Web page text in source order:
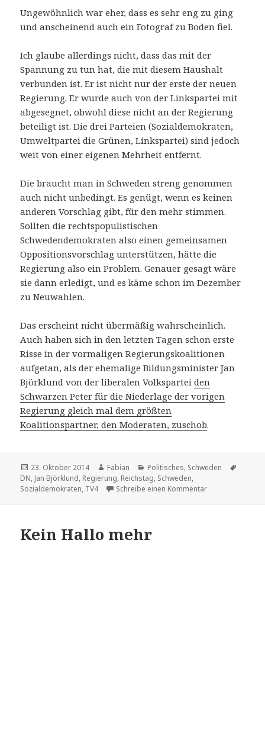
Ungewöhnlich war eher, dass es sehr eng zu ging
und anscheinend auch ein Fotograf zu Boden fiel.
Ich glaube allerdings nicht, dass das mit der
Spannung zu tun hat, die mit diesem Haushalt
verbunden ist. Er ist nicht nur der erste der neuen
Regierung. Er wurde auch von der Linkspartei mit
abgesegnet, obwohl diese nicht an der Regierung
beteiligt ist. Die drei Parteien (Sozialdemokraten,
Umweltpartei die Grünen, Linkspartei) sind jedoch
weit von einer eigenen Mehrheit entfernt.
Die braucht man in Schweden streng genommen
auch nicht unbedingt. Es genügt, wenn es keinen
anderen Vorschlag gibt, für den mehr stimmen.
Sollten die rechtspopulistischen
Schwedendemokraten also einen gemeinsamen
Oppositionsvorschlag unterstützen, hätte die
Regierung also ein Problem. Genauer gesagt wäre
sie dann erledigt, und es käme schon im Dezember
zu Neuwahlen.
Das erscheint nicht übermäßig wahrscheinlich.
Auch haben sich in den letzten Tagen schon erste
Risse in der vormaligen Regierungskoalitionen
aufgetan, als der ehemalige Bildungsminister Jan
Björklund von der liberalen Volksparteiden
Schwarzen Peter für die Niederlage der vorigen
Regierung gleich mal dem größten
Koalitionspartner, den Moderaten, zuschob.
Veröffentlicht
am
23. Oktober 2014 Autor
Fabian Kategorien
Politisches, Schweden
DN, Jan Björklund, Regierung, Reichstag, Schweden,
Sozialdemokraten, TV4 Schreibe einen Kommentarzu
Kein Hallo mehr